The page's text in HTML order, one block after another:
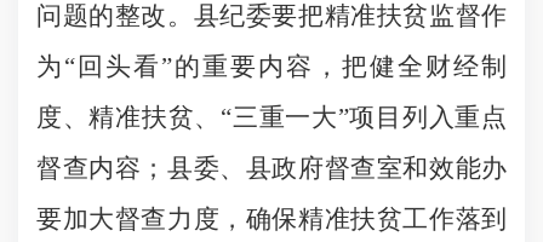
问题的整改。县纪委要把精准扶贫监督作
为“回头看”的重要内容，把健全财经制
度、精准扶贫、“三重一大”项目列入重点
督查内容；县委、县政府督查室和效能办
要加大督查力度，确保精准扶贫工作落到